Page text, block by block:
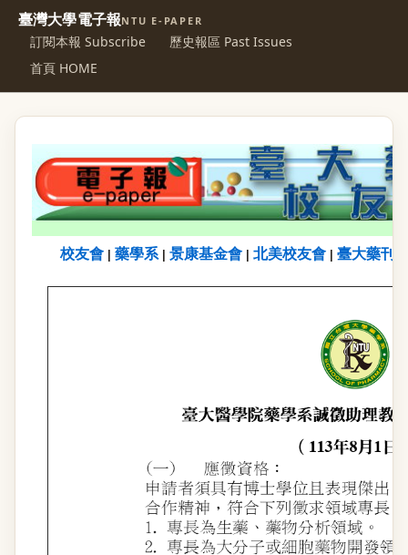
臺灣大學電子報NTU E-PAPER
訂閱本報 Subscribe
歷史報區 Past Issues
首頁 HOME
校友會 藥學系| 景康基金會 北美校友會 臺大藥刊